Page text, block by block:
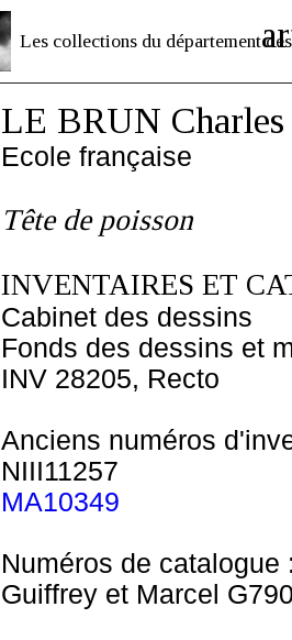
Les collections du département des
LE BRUN Charles
Ecole française
Tête de poisson
INVENTAIRES ET
Cabinet des dessins
Fonds des dessins et
INV 28205, Recto
Anciens numéros
NIII11257
MA10349
Numéros de catalogue
Guiffrey et Marcel